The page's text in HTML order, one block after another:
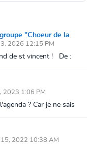
"Choeur de la
2026 12:15 PM
de st vincent ! De :
2023 1:06 PM
? Car je ne sais
2022 10:38 AM